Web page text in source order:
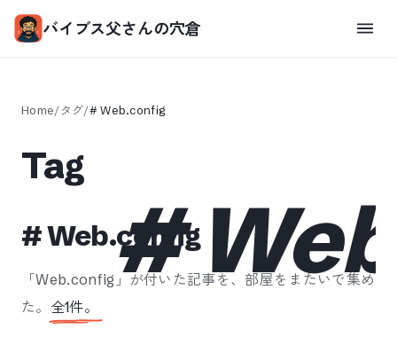
バイブス父さんの穴倉
Home/タグ/#Web.config
#
Tag
#Web.config
「Web.config 」が付いた記事を、部屋をまたいで集め
た。 全1件。